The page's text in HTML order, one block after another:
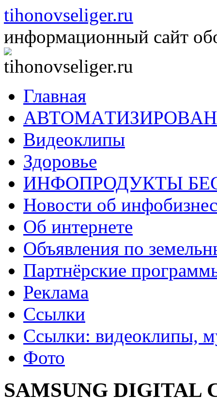
Перейти
к
содержимому
tihonovseliger.ru
информационный сайт
Главная
Видеоклипы
Здоровье
ИНФОПРОДУКТЫ
Новости об
Об интернете
Объявления по
Партнёрские
Реклама
Ссылки
Ссылки: видеоклипы,
Фото
SAMSUNG DIGITAL